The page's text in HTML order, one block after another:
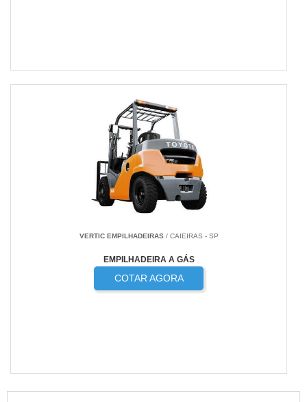
VERTIC EMPILHADEIRAS/ CAIEIRAS - SP
EMPILHADEIRA A GÁS
COTAR AGORA